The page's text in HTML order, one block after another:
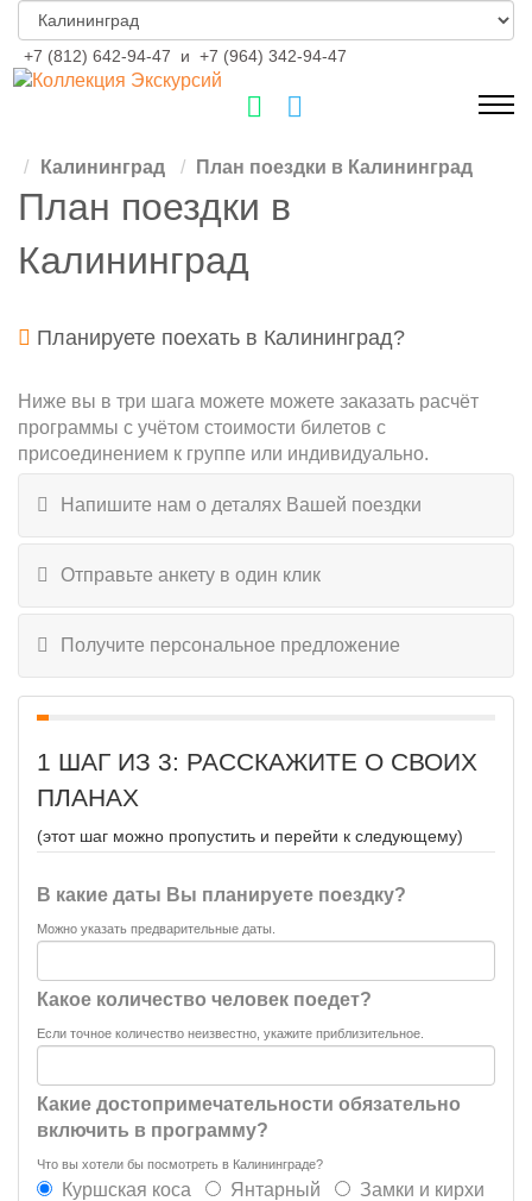
+7 (812) 642-94-47 и +7 (964) 342-94-47
Калининград План поездки в Калининград
План поездки в
Калининград
Планируете поехать в Калининград?
Ниже вы в три шага можете можете заказать расчёт
программы с учётом стоимости билетов с
присоединением к группе или индивидуально.
Напишите нам о деталях Вашей поездки
Отправьте анкету в один клик
Получите персональное предложение
1 ШАГ ИЗ 3: РАССКАЖИТЕ О СВОИХ
ПЛАНАХ
(этот шаг можно пропустить и перейти к следующему)
В какие даты Вы планируете поездку?
Можно указать предварительные даты.
Какое количество человек поедет?
Если точное количество неизвестно, укажите приблизительное.
Какие достопримечательности обязательно
включить в программу?
Что вы хотели бы посмотреть в Калининграде?
Куршская коса Янтарный
Замки и кирхи